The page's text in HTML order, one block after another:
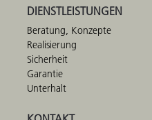
DIENSTLEISTUNGEN
Beratung, Konzepte
Realisierung
Sicherheit
Garantie
Unterhalt